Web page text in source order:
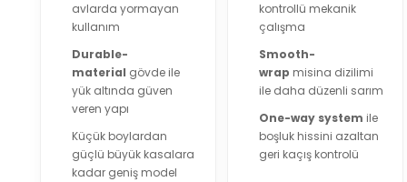
avlarda yormayan
kullanım
Durable-
material gövde ile
yük altında güven
veren yapı
Küçük boylardan
güçlü büyük kasalara
kadar geniş model
kontrollü mekanik
çalışma
Smooth-
wrap misina dizilimi
ile daha düzenli sarım
One-way system ile
boşluk hissini azaltan
geri kaçış kontrolü